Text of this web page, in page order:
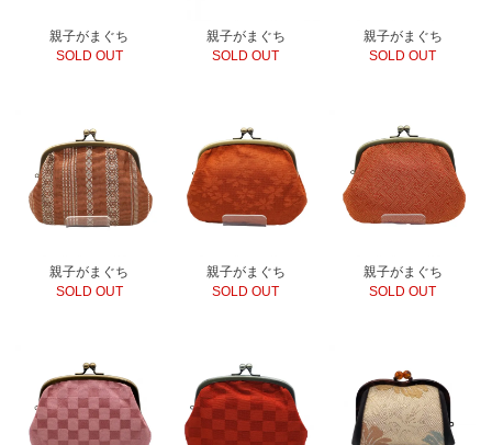
親子がまぐち
SOLD OUT
親子がまぐち
SOLD OUT
親子がまぐち
SOLD OUT
親子がまぐち
SOLD OUT
親子がまぐち
SOLD OUT
親子がまぐち
SOLD OUT